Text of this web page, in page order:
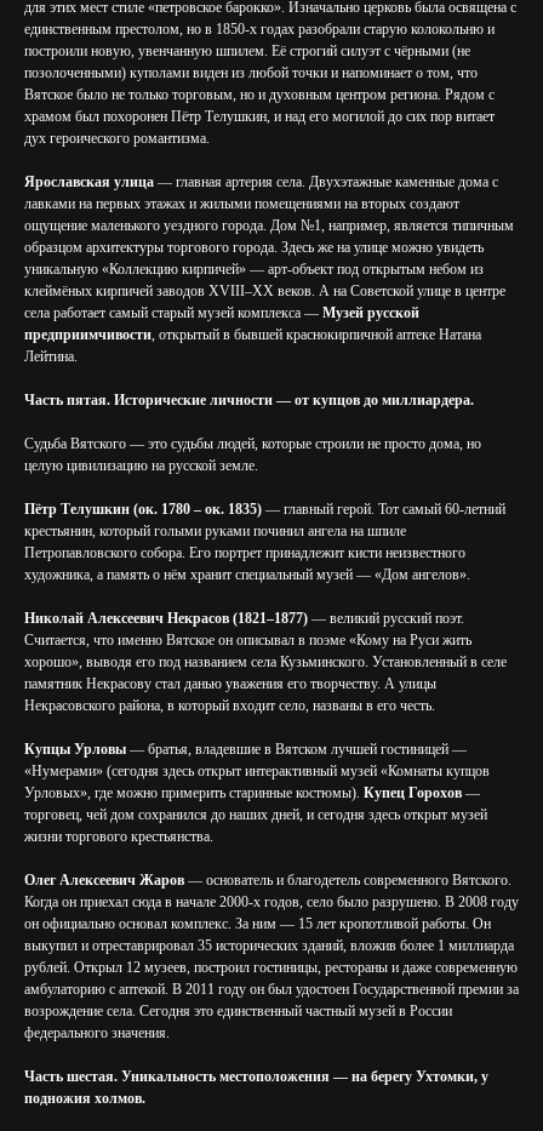
для этих мест стиле «петровское барокко». Изначально церковь была освящена с
единственным престолом, но в 1850-х годах разобрали старую колокольню и
построили новую, увенчанную шпилем. Её строгий силуэт с чёрными (не
позолоченными) куполами виден из любой точки и напоминает о том, что
Вятское было не только торговым, но и духовным центром региона. Рядом с
храмом был похоронен Пётр Телушкин, и над его могилой до сих пор витает
дух героического романтизма.
Ярославская улица — главная артерия села. Двухэтажные каменные дома с
лавками на первых этажах и жилыми помещениями на вторых создают
ощущение маленького уездного города. Дом №1, например, является типичным
образцом архитектуры торгового города. Здесь же на улице можно увидеть
уникальную «Коллекцию кирпичей» — арт-объект под открытым небом из
клеймёных кирпичей заводов XVIII–XX веков. А на Советской улице в центре
села работает самый старый музей комплекса — Музей русской
предприимчивости, открытый в бывшей краснокирпичной аптеке Натана
Лейтина.
Часть пятая. Исторические личности — от купцов до миллиардера.
Судьба Вятского — это судьбы людей, которые строили не просто дома, но
целую цивилизацию на русской земле.
Пётр Телушкин (ок. 1780 – ок. 1835) — главный герой. Тот самый 60-летний
крестьянин, который голыми руками починил ангела на шпиле
Петропавловского собора. Его портрет принадлежит кисти неизвестного
художника, а память о нём хранит специальный музей — «Дом ангелов».
Николай Алексеевич Некрасов (1821–1877) — великий русский поэт.
Считается, что именно Вятское он описывал в поэме «Кому на Руси жить
хорошо», выводя его под названием села Кузьминского. Установленный в селе
памятник Некрасову стал данью уважения его творчеству. А улицы
Некрасовского района, в который входит село, названы в его честь.
Купцы Урловы — братья, владевшие в Вятском лучшей гостиницей —
«Нумерами» (сегодня здесь открыт интерактивный музей «Комнаты купцов
Урловых», где можно примерить старинные костюмы). Купец Горохов —
торговец, чей дом сохранился до наших дней, и сегодня здесь открыт музей
жизни торгового крестьянства.
Олег Алексеевич Жаров — основатель и благодетель современного Вятского.
Когда он приехал сюда в начале 2000-х годов, село было разрушено. В 2008 году
он официально основал комплекс. За ним — 15 лет кропотливой работы. Он
выкупил и отреставрировал 35 исторических зданий, вложив более 1 миллиарда
рублей. Открыл 12 музеев, построил гостиницы, рестораны и даже современную
амбулаторию с аптекой. В 2011 году он был удостоен Государственной премии за
возрождение села. Сегодня это единственный частный музей в России
федерального значения.
Часть шестая. Уникальность местоположения — на берегу Ухтомки, у
подножия холмов.